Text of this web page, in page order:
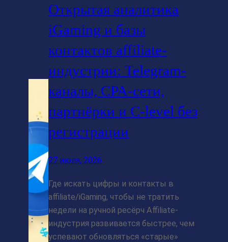
Открытая аналитика
iGaming и базы
контактов affiliate-
индустрии: Telegram-
каналы, CPA-сети,
партнёрки и C-level без
регистрации
27 июля, 2026
Где искать цифры и контакты в
affiliate/iGaming, чтобы не тратить
недели на ручной ресёрч Affiliate-
индустрия развивается быстрее, чем
успевают обновляться «старые»